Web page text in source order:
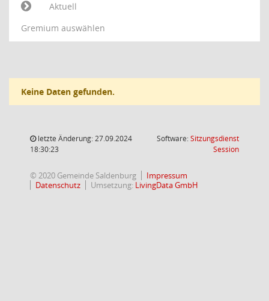
Aktuell
Gremium auswählen
Keine Daten gefunden.
letzte Änderung: 27.09.2024
18:30:23
Software:Sitzungsdienst
Session(Wird in
© 2020 Gemeinde Saldenburg
Impressum
Datenschutz
Umsetzung: LivingData GmbH